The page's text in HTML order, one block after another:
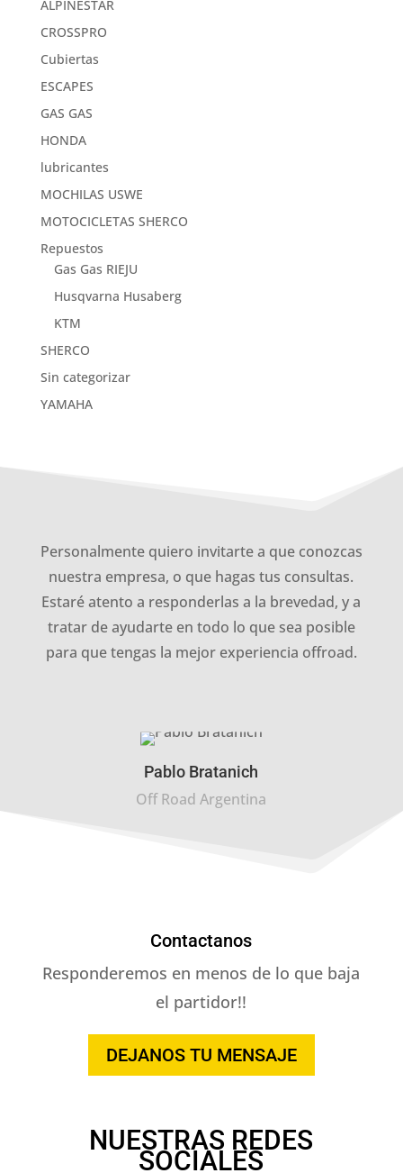
ALPINESTAR
CROSSPRO
Cubiertas
ESCAPES
GAS GAS
HONDA
lubricantes
MOCHILAS USWE
MOTOCICLETAS SHERCO
Repuestos
Gas Gas RIEJU
Husqvarna Husaberg
KTM
SHERCO
Sin categorizar
YAMAHA
Personalmente quiero invitarte a que conozcas
nuestra empresa, o que hagas tus consultas.
Estaré atento a responderlas a la brevedad, y a
tratar de ayudarte en todo lo que sea posible
para que tengas la mejor experiencia offroad.
Pablo Bratanich
Off Road Argentina
Contactanos
Responderemos en menos de lo que baja
el partidor!!
DEJANOS TU MENSAJE
NUESTRAS REDES
SOCIALES